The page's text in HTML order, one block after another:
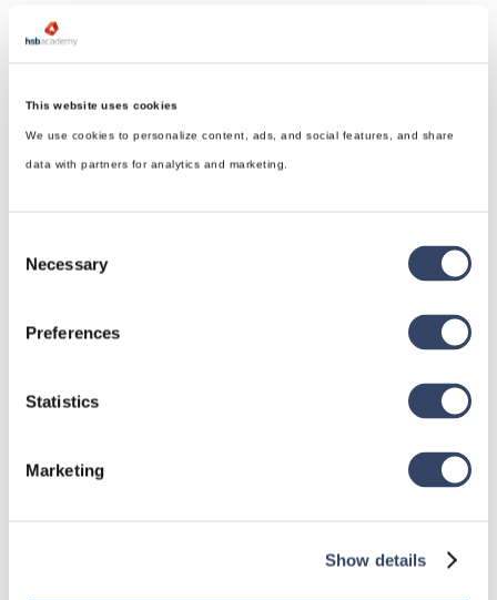
This website uses cookies
We use cookies to personalize content, ads, and social features, and share
data with partners for analytics and marketing.
Selection
Necessary
Preferences
Statistics
Marketing
Show details
Allgemein